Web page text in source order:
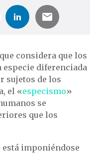
considera que los
diferenciada
sujetos de los
el «especismo»
se
que los
está imponiéndose